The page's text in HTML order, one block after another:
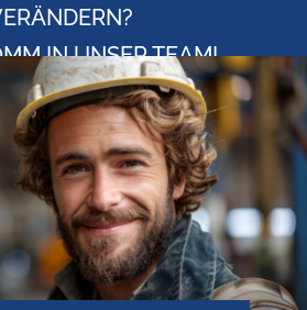
IN UNSER TEAM!